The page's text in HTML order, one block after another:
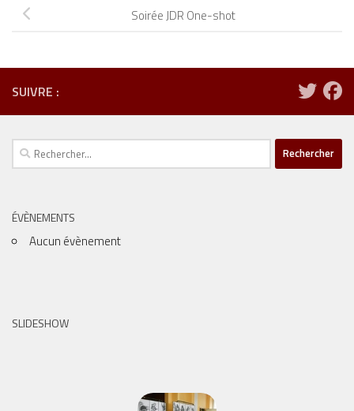
Soirée JDR One-shot
SUIVRE :
Rechercher :
ÉVÈNEMENTS
Aucun évènement
SLIDESHOW